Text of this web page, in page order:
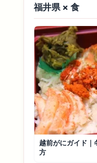
福井県 × 食
越前がにガイド｜
方